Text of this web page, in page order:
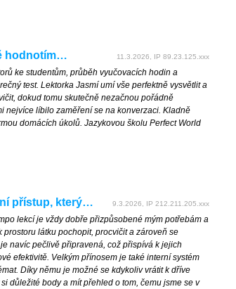
hodnotím… 11.3.2026, IP 89.23.125.xxx
ke studentům, průběh vyučovacích hodin a
test. Lektorka Jasmí umí vše perfektně vysvětlit a
dokud tomu skutečně nezačnou pořádně
nejvíce líbilo zaměření se na konverzaci. Kladně
domácích úkolů. Jazykovou školu Perfect World
přístup, který… 9.3.2026, IP 212.211.205.xxx
lekcí je vždy dobře přizpůsobené mým potřebám a
prostoru látku pochopit, procvičit a zároveň se
navíc pečlivě připravená, což přispívá k jejich
efektivitě. Velkým přínosem je také interní systém
Díky němu je možné se kdykoliv vrátit k dříve
důležité body a mít přehled o tom, čemu jsme se v